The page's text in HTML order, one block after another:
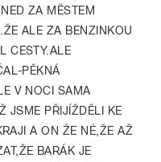
ZA MĚSTEM
ALE ZA BENZINKOU
CESTY.ALE
PĚKNÁ
V NOCI SAMA
JSME PŘIJÍŽDĚLI KE
A ON ŽE NÉ,ŽE AŽ
BARÁK JE